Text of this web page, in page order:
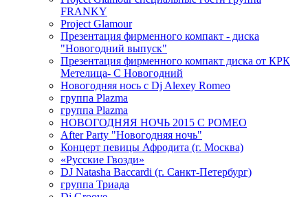
FRANKY
Project Glamour
Презентация фирменного компакт - диска
"Новогодний выпуск"
Презентация фирменного компакт диска от КРК
Метелица- С Новогодний
Новогодняя нось с Dj Alexey Romeo
группа Plazma
группа Plazma
НОВОГОДНЯЯ НОЧЬ 2015 C РОМЕО
After Party "Новогодняя ночь"
Концерт певицы Афродита (г. Москва)
«Русские Гвозди»
DJ Natasha Baccardi (г. Санкт-Петербург)
группа Триада